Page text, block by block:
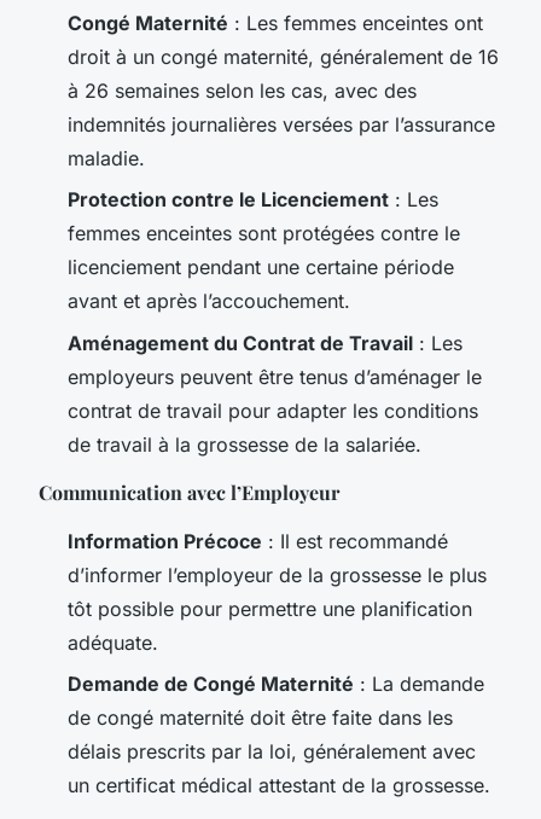
Congé Maternité : Les femmes enceintes ont
droit à un congé maternité, généralement de 16
à 26 semaines selon les cas, avec des
indemnités journalières versées par l’assurance
maladie.
Protection contre le Licenciement : Les
femmes enceintes sont protégées contre le
licenciement pendant une certaine période
avant et après l’accouchement.
Aménagement du Contrat de Travail : Les
employeurs peuvent être tenus d’aménager le
contrat de travail pour adapter les conditions
de travail à la grossesse de la salariée.
Communication avec l’Employeur
Information Précoce : Il est recommandé
d’informer l’employeur de la grossesse le plus
tôt possible pour permettre une planification
adéquate.
Demande de Congé Maternité : La demande
de congé maternité doit être faite dans les
délais prescrits par la loi, généralement avec
un certificat médical attestant de la grossesse.